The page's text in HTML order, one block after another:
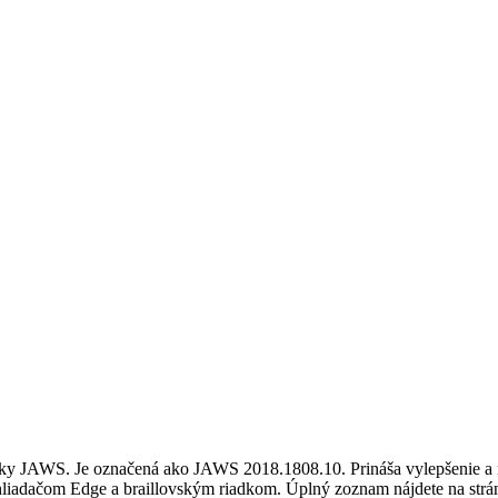
Je označená ako JAWS 2018.1808.10. Prináša vylepšenie
Edge a braillovským riadkom. Úplný zoznam nájdete na